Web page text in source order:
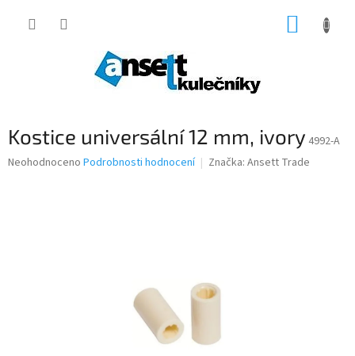
Kostice universální 12 mm, ivory 4992-A
Průměrné
Neohodnoceno Podrobnosti hodnocení Značka: Ansett Trade